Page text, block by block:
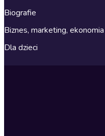
Biografie
Biznes, marketing, ekonomia
Dla dzieci